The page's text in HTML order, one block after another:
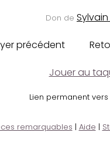
Don de Sylvain
précédent
Jouer au
Lien permanent
remarquables | Aide |